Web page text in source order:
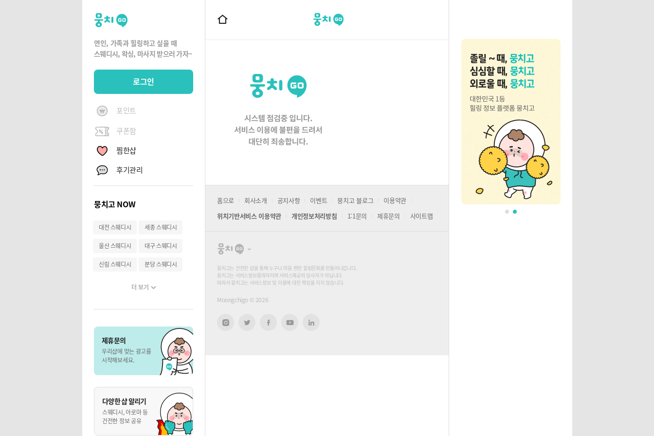
뭉
치
고
연인, 가족과 힐링하고 싶을 때
스웨디시, 왁싱, 마사지 받으러 가자~
로그인
포인트
쿠폰함
찜한샵
후기관리
뭉치고 NOW
대전 스웨디시 세종 스웨디시
울산 스웨디시 대구 스웨디시
신림 스웨디시 분당 스웨디시
더 보기
제휴문의
우리샵에 맞는 광고를
시작해보세요.
다양한 샵 알리기
스웨디시, 아로마 등
건전한 정보 공유
뭉치고
홈
홈으로 회사소개 공지사항 이벤트 뭉치고 블로그
이용약관
위치기반서비스 이용약관
개인정보처리방침 1:1문의 제휴문의 사이트맵
뭉
고
뭉치고는 건전한 샵을 통해 누구나 마음 편한 힐링문화를 만들어나갑니다.
뭉치고는 서비스정보중개자이며 서비스제공의 당사자가 아닙니다.
따라서 뭉치고는 서비스정보 및 이용에 대한 책임을 지지 않습니다.
Moongchigo © 2026